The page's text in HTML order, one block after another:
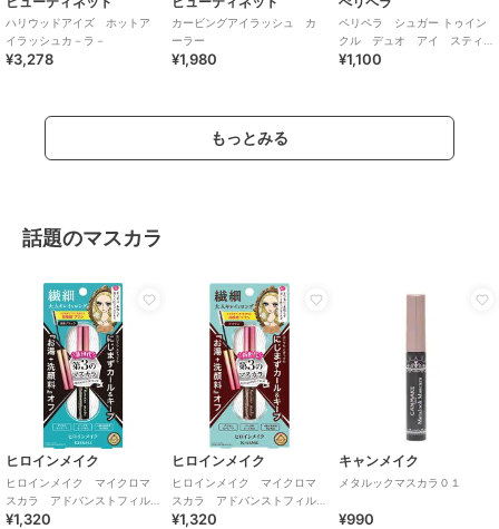
ハリウッドアイズ ホットア
イラッシュカ－ラ－
¥3,278
カービングアイラッシュ カ
ーラー
¥1,980
ペリペラ シュガー トゥイン
クル デュオ アイ スティ
ック０１ デューイ ヌード
¥1,100
もっとみる
話題のマスカラ
ヒロインメイク
ヒロインメイク マイクロマ
スカラ アドバンストフィル
ム01
¥1,320
ヒロインメイク
ヒロインメイク マイクロマ
スカラ アドバンストフィル
ム02
¥1,320
キャンメイク
メタルックマスカラ０１
¥990